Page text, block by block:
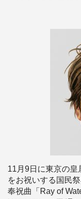
11月9日に東京の皇
をお祝いする国民
奉祝曲「Ray of